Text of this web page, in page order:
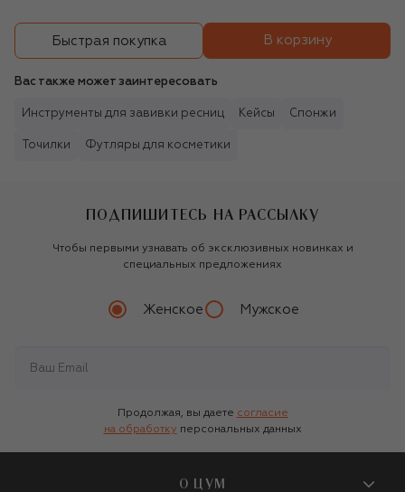
Быстрая покупка В корзину
Вас также может заинтересовать
Инструменты для завивки ресниц Кейсы Спонжи
Точилки Футляры для косметики
ПОДПИШИТЕСЬ НА РАССЫЛКУ
Чтобы первыми узнавать об эксклюзивных новинках и
специальных предложениях
Женское Мужское
Продолжая, вы даете согласие
на обработку персональных данных
О ЦУМ